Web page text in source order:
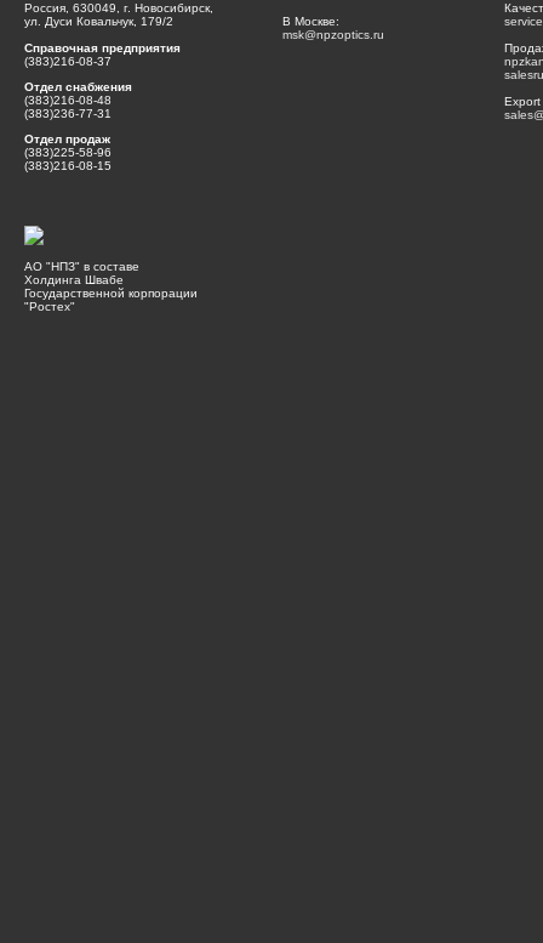
Россия, 630049, г. Новосибирск,
ул. Дуси Ковальчук, 179/2
Справочная предприятия
(383)216-08-37
Отдел снабжения
(383)216-08-48
(383)236-77-31
Отдел продаж
(383)225-58-96
(383)216-08-15
В Москве:
msk@npzoptics.ru
АО "НПЗ" в составе
Холдинга Швабе
Государственной корпорации
"Ростех"